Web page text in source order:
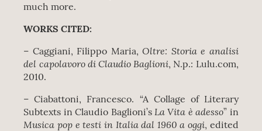
much more.
WORKS CITED:
– Caggiani, Filippo Maria,Oltre: Storia e analisi
del capolavoro di Claudio Baglioni, N.p.: Lulu.com,
2010.
– Ciabattoni, Francesco. “A Collage of Literary
Subtexts in Claudio Baglioni’s La Vita è adesso” in
Musica pop e testi in Italia dal 1960 a oggi, edited